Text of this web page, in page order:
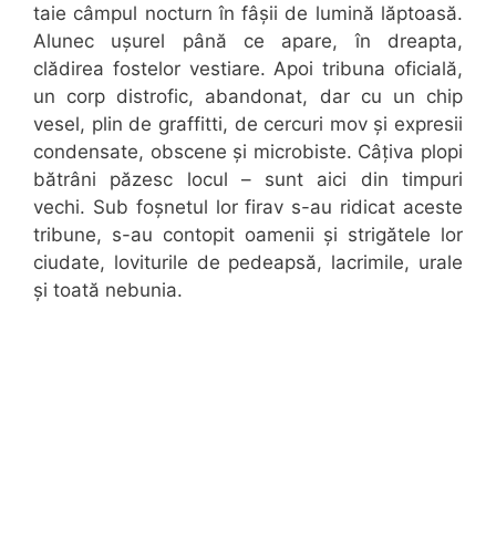
taie câmpul nocturn în fâșii de lumină lăptoasă.
Alunec ușurel până ce apare, în dreapta,
clădirea fostelor vestiare. Apoi tribuna oficială,
un corp distrofic, abandonat, dar cu un chip
vesel, plin de graffitti, de cercuri mov și expresii
condensate, obscene și microbiste. Câțiva plopi
bătrâni păzesc locul – sunt aici din timpuri
vechi. Sub foșnetul lor firav s-au ridicat aceste
tribune, s-au contopit oamenii și strigătele lor
ciudate, loviturile de pedeapsă, lacrimile, urale
și toată nebunia.